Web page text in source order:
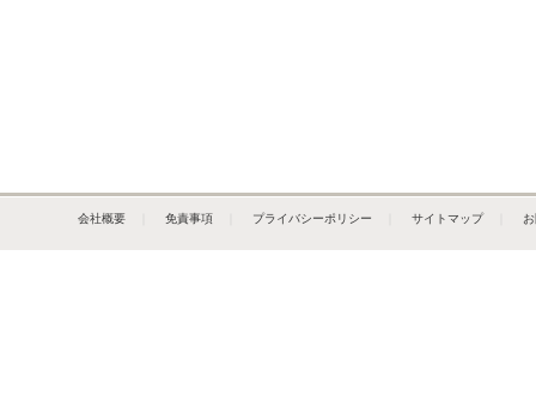
会社概要 免責事項 プライバシーポリシー サイトマップ｜